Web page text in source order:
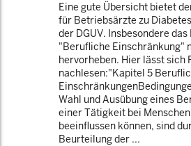
Eine gute Übersicht bietet
für Betriebsärzte zu
der DGUV. Insbesondere
"Berufliche Einschränkung"
hervorheben. Hier lässt sich
nachlesen:"Kapitel 5
Wahl und Ausübung eines
einer Tätigkeit bei
beeinflussen können, sind
Beurteilung der ...